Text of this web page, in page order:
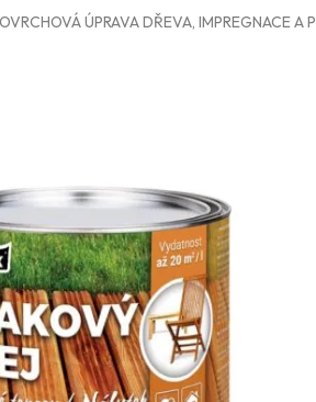
ÚPRAVA DŘEVA, IMPREGNACE A